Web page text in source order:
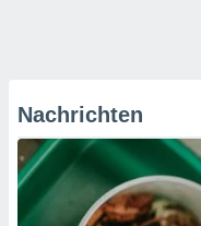
Nachrichten